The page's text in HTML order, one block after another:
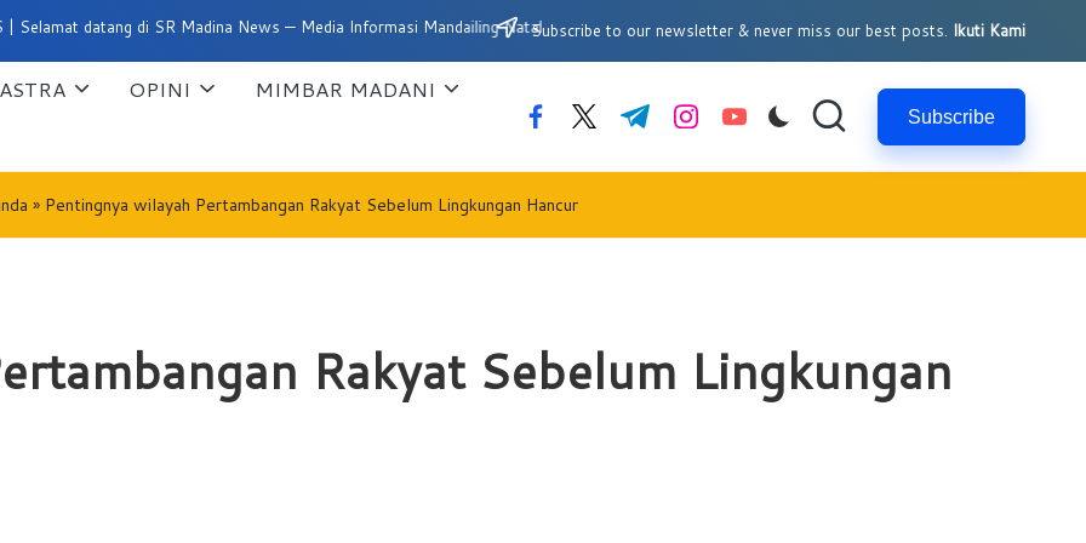
datang di SR Madina News — Media Informasi Mandailing Natal Subscribe to our newsletter & never miss our best posts. Ikuti Kami
OPINI
MIMBAR MADANI
facebook.com
twitter.com
t.me instagram.com
youtube.com Subscribe
» Pentingnya wilayah Pertambangan Rakyat Sebelum Lingkungan Hancur
Rakyat Sebelum Lingkungan